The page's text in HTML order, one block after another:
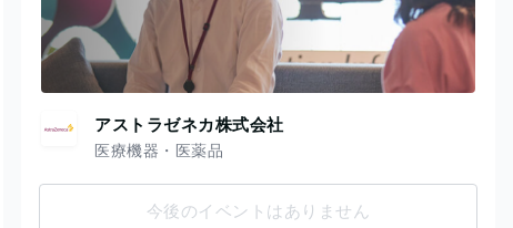
アストラゼネカ株式会社
医療機器・医薬品
今後のイベントはありません